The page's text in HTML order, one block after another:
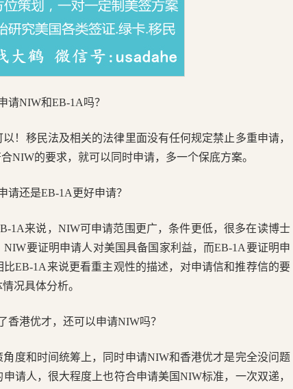
请NIW和EB-1A吗？
！移民法及相关的法律里面没有任何规定禁止多重申请，
NIW的要求，就可以同时申请，多一个保底方案。
请还是EB-1A更好申请？
1A来说，NIW可申请范围更广，条件更低，很多在读博士
要证明申请人对美国具备国家利益，而EB-1A要证明申
EB-1A来说更看重主观性的描述，对申请信和推荐信的要
况具体分析。
香港优才，还可以申请NIW吗？
度和时间统筹上，同时申请NIW和香港优才是完全没问题
请人，很大程度上也符合申请美国NIW标准，一次双递，